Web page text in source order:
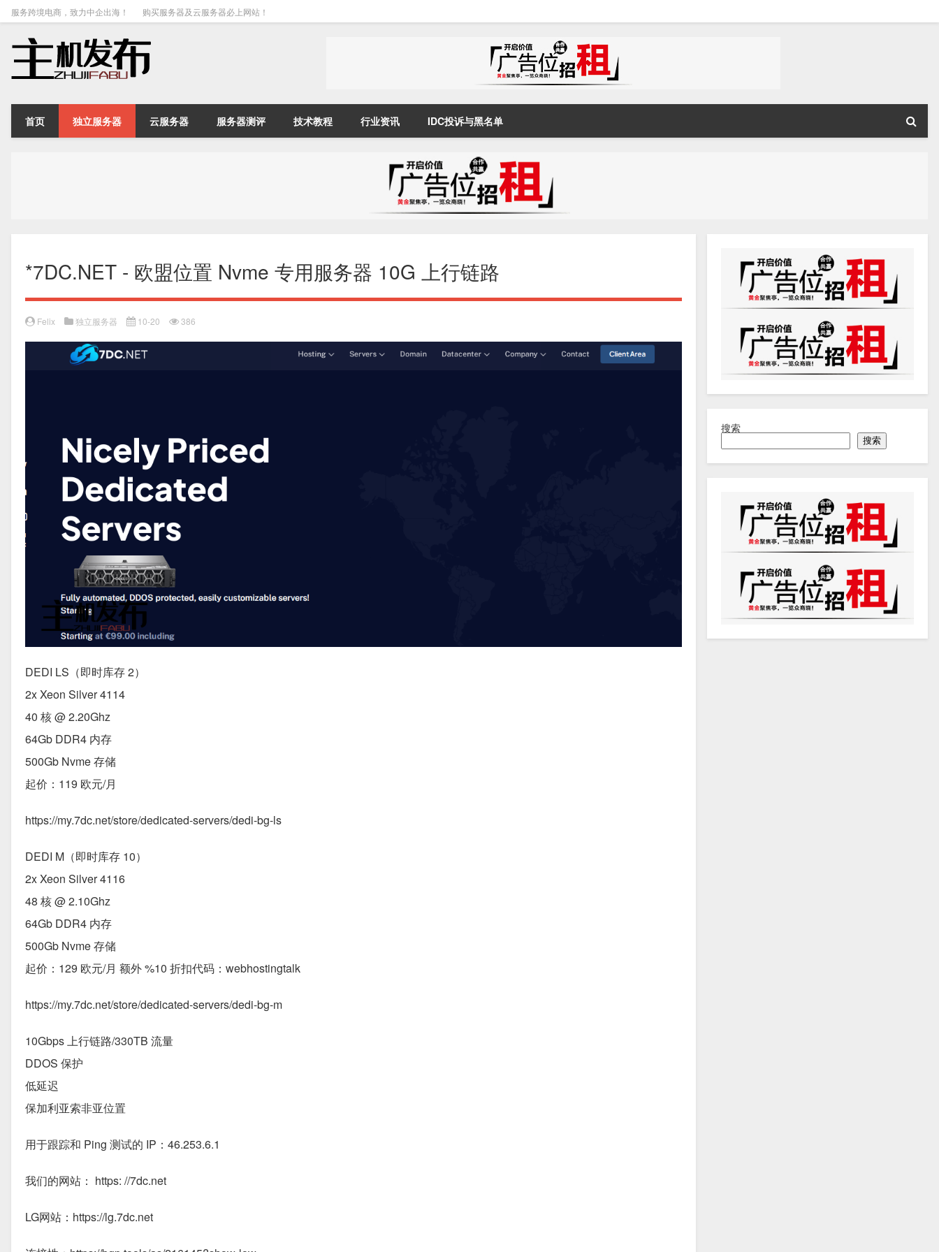
服务跨境电商，致力中企出海！ 购买服务器及云服务器必上网站！
首页 独立服务器 云服务器 服务器测评 技术教程 行业资讯 IDC投诉与黑名单
*7DC.NET - 欧盟位置 Nvme 专用服务器 10G 上行链路
Felix 独立服务器 10-20 386
DEDI LS（即时库存 2）
2x Xeon Silver 4114
40 核 @ 2.20Ghz
64Gb DDR4 内存
500Gb Nvme 存储
起价：119 欧元/月
https://my.7dc.net/store/dedicated-servers/dedi-bg-ls
DEDI M（即时库存 10）
2x Xeon Silver 4116
48 核 @ 2.10Ghz
64Gb DDR4 内存
500Gb Nvme 存储
起价：129 欧元/月 额外 %10 折扣代码：webhostingtalk
https://my.7dc.net/store/dedicated-servers/dedi-bg-m
10Gbps 上行链路/330TB 流量
DDOS 保护
低延迟
保加利亚索非亚位置
用于跟踪和 Ping 测试的 IP：46.253.6.1
我们的网站： https: //7dc.net
LG网站：https://lg.7dc.net
搜索
搜索